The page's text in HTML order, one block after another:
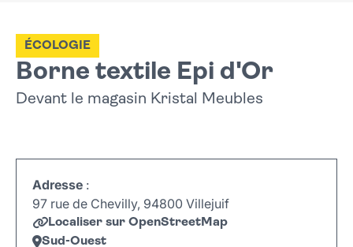
Borne textile Epi d'Or
ÉCOLOGIE
Devant le magasin Kristal Meubles
Adresse :
97 rue de Chevilly, 94800 Villejuif
Localiser sur OpenStreetMap
Sud-Ouest